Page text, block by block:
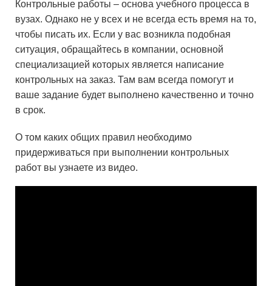
Контрольные работы – основа учебного процесса в
вузах. Однако не у всех и не всегда есть время на то,
чтобы писать их. Если у вас возникла подобная
ситуация, обращайтесь в компании, основной
специализацией которых является написание
контрольных на заказ. Там вам всегда помогут и
ваше задание будет выполнено качественно и точно
в срок.
О том каких общих правил необходимо
придерживаться при выполнении контрольных
работ вы узнаете из видео.